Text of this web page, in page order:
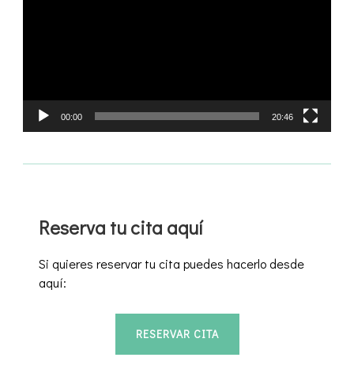
00:00 20:46
Reserva tu cita aquí
Si quieres reservar tu cita puedes hacerlo desde
aquí:
RESERVAR CITA